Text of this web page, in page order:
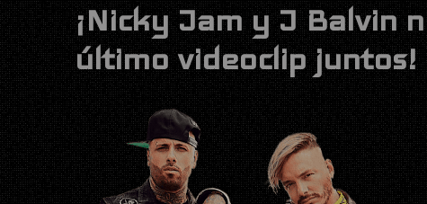
¡Nicky Jam y J Balvin
último videoclip juntos!